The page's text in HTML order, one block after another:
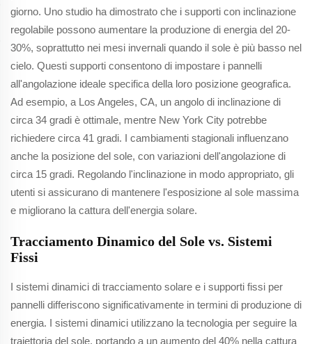
giorno. Uno studio ha dimostrato che i supporti con inclinazione
regolabile possono aumentare la produzione di energia del 20-
30%, soprattutto nei mesi invernali quando il sole è più basso nel
cielo. Questi supporti consentono di impostare i pannelli
all'angolazione ideale specifica della loro posizione geografica.
Ad esempio, a Los Angeles, CA, un angolo di inclinazione di
circa 34 gradi è ottimale, mentre New York City potrebbe
richiedere circa 41 gradi. I cambiamenti stagionali influenzano
anche la posizione del sole, con variazioni dell'angolazione di
circa 15 gradi. Regolando l'inclinazione in modo appropriato, gli
utenti si assicurano di mantenere l'esposizione al sole massima
e migliorano la cattura dell'energia solare.
Tracciamento Dinamico del Sole vs. Sistemi
Fissi
I sistemi dinamici di tracciamento solare e i supporti fissi per
pannelli differiscono significativamente in termini di produzione di
energia. I sistemi dinamici utilizzano la tecnologia per seguire la
traiettoria del sole, portando a un aumento del 40% nella cattura